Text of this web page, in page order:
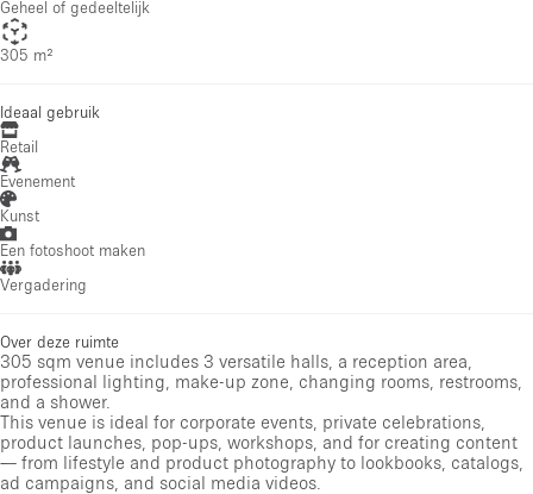
Geheel of gedeeltelijk
305 m²
Ideaal gebruik
Retail
Evenement
Kunst
Een fotoshoot maken
Vergadering
Over deze ruimte
305 sqm venue includes 3 versatile halls, a reception area,
professional lighting, make-up zone, changing rooms, restrooms,
and a shower.
This venue is ideal for corporate events, private celebrations,
product launches, pop-ups, workshops, and for creating content
— from lifestyle and product photography to lookbooks, catalogs,
ad campaigns, and social media videos.